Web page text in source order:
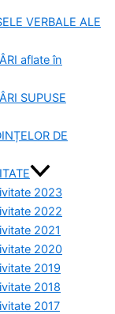
VERBALE ALE
aflate în
SUPUSE
DE
2023
2022
2021
2020
2019
2018
2017